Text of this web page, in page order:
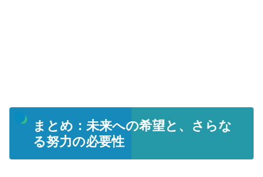
まとめ：未来への希望と、さらな
る努力の必要性